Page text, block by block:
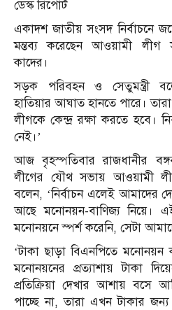
ডেস্ক রিপোর্ট
একাদশ জাতীয় সংসদ নির্বাচনে
মন্তব্য করেছেন আওয়ামী লীগ
কাদের।
সড়ক পরিবহন ও সেতুমন্ত্রী
হাতিয়ার আঘাত হানতে পারে।
লীগকে কেন্দ্র রক্ষা করতে হবে।
নেই।’
আজ বৃহস্পতিবার রাজধানীর
লীগের যৌথ সভায় আওয়ামী
বলেন, ‘নির্বাচন এলেই আমাদের
আছে মনোনয়ন-বাণিজ্য নিয়ে।
মনোনয়নে স্পর্শ করেনি, সেটা
‘টাকা ছাড়া বিএনপিতে মনোনয়ন
মনোনয়নের প্রত্যাশায় টাকা
প্রতিক্রিয়া দেখার আশায় বসে
পাচ্ছে না, তারা এখন টাকার জন্য